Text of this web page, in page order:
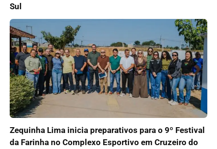
Sul
Zequinha Lima inicia preparativos para o 9º Festival
da Farinha no Complexo Esportivo em Cruzeiro do